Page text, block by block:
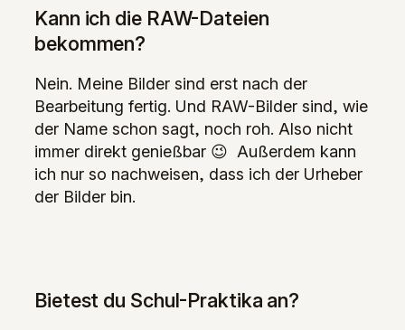
Kann ich die RAW-Dateien
bekommen?
Nein. Meine Bilder sind erst nach der
Bearbeitung fertig. Und RAW-Bilder sind, wie
der Name schon sagt, noch roh. Also nicht
immer direkt genießbar 😉 Außerdem kann
ich nur so nachweisen, dass ich der Urheber
der Bilder bin.
Bietest du Schul-Praktika an?